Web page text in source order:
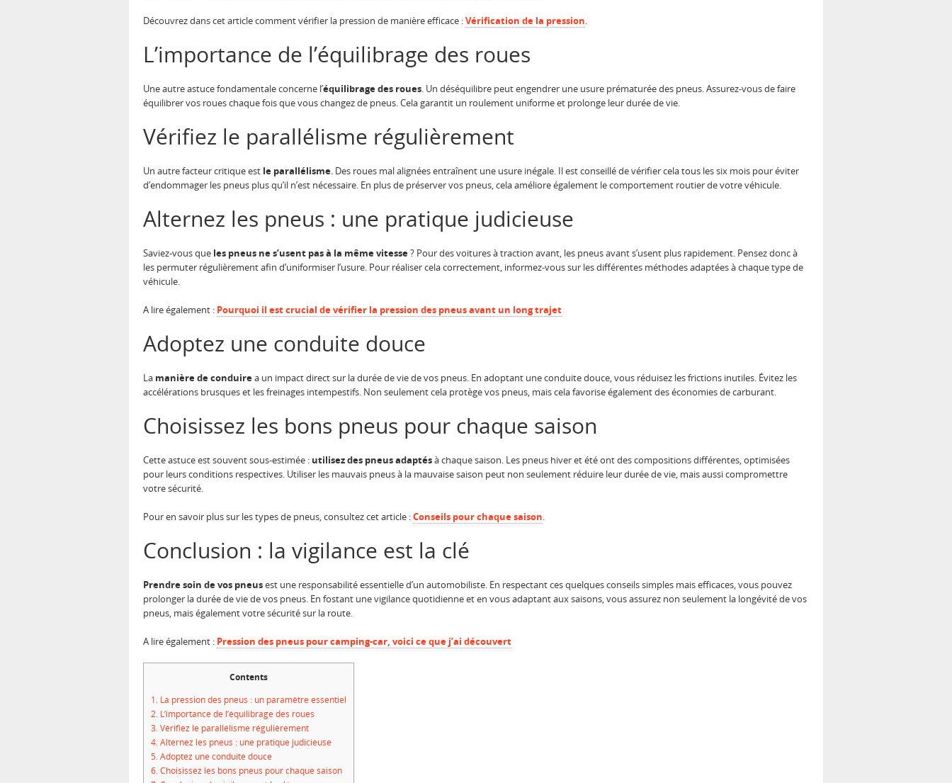
Découvrez dans cet article comment vérifier la pression de manière efficace :Vérification de la pression.
L’importance de l’équilibrage des roues
Une autre astuce fondamentale concerne l’équilibrage des roues. Un déséquilibre peut engendrer une usure prématurée des pneus. Assurez-vous de faire
équilibrer vos roues chaque fois que vous changez de pneus. Cela garantit un roulement uniforme et prolonge leur durée de vie.
Vérifiez le parallélisme régulièrement
Un autre facteur critique est le parallélisme. Des roues mal alignées entraînent une usure inégale. Il est conseillé de vérifier cela tous les six mois pour éviter
d’endommager les pneus plus qu’il n’est nécessaire. En plus de préserver vos pneus, cela améliore également le comportement routier de votre véhicule.
Alternez les pneus : une pratique judicieuse
Saviez-vous que les pneus ne s’usent pas à la même vitesse? Pour des voitures à traction avant, les pneus avant s’usent plus rapidement. Pensez donc à
les permuter régulièrement afin d’uniformiser l’usure. Pour réaliser cela correctement, informez-vous sur les différentes méthodes adaptées à chaque type de
véhicule.
A lire également : Pourquoi il est crucial de vérifier la pression des pneus avant un long trajet
Adoptez une conduite douce
La manière de conduirea un impact direct sur la durée de vie de vos pneus. En adoptant une conduite douce, vous réduisez les frictions inutiles. Évitez les
accélérations brusques et les freinages intempestifs. Non seulement cela protège vos pneus, mais cela favorise également des économies de carburant.
Choisissez les bons pneus pour chaque saison
Cette astuce est souvent sous-estimée : utilisez des pneus adaptésà chaque saison. Les pneus hiver et été ont des compositions différentes, optimisées
pour leurs conditions respectives. Utiliser les mauvais pneus à la mauvaise saison peut non seulement réduire leur durée de vie, mais aussi compromettre
votre sécurité.
Pour en savoir plus sur les types de pneus, consultez cet article :Conseils pour chaque saison.
Conclusion : la vigilance est la clé
Prendre soin de vos pneusest une responsabilité essentielle d’un automobiliste. En respectant ces quelques conseils simples mais efficaces, vous pouvez
prolonger la durée de vie de vos pneus. En fostant une vigilance quotidienne et en vous adaptant aux saisons, vous assurez non seulement la longévité de vos
pneus, mais également votre sécurité sur la route.
A lire également : Pression des pneus pour camping-car, voici ce que j’ai découvert
Contents
1. La pression des pneus : un paramètre essentiel
2. L’importance de l’équilibrage des roues
3.Vérifiez le parallélisme régulièrement
4.Alternez les pneus : une pratique judicieuse
5.Adoptez une conduite douce
6.Choisissez les bons pneus pour chaque saison